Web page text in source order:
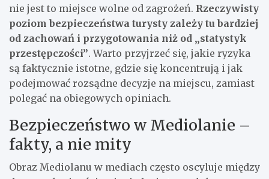
nie jest to miejsce wolne od zagrożeń. Rzeczywisty
poziom bezpieczeństwa turysty zależy tu bardziej
od zachowań i przygotowania niż od „statystyk
przestępczości”. Warto przyjrzeć się, jakie ryzyka
są faktycznie istotne, gdzie się koncentrują i jak
podejmować rozsądne decyzje na miejscu, zamiast
polegać na obiegowych opiniach.
Bezpieczeństwo w Mediolanie –
fakty, a nie mity
Obraz Mediolanu w mediach często oscyluje między